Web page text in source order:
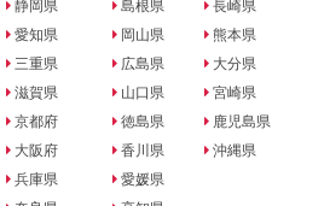
静岡県
愛知県
三重県
滋賀県
京都府
大阪府
兵庫県
島根県
岡山県
広島県
山口県
徳島県
香川県
愛媛県
長崎県
熊本県
大分県
宮崎県
鹿児島県
沖縄県